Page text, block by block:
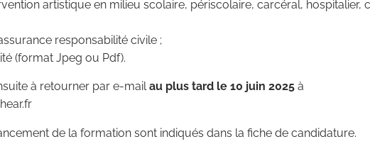
artistique en milieu scolaire, périscolaire, carcéral, hospitalier,
responsabilité civile ;
(format Jpeg ou Pdf).
à retourner par e-mailau plus tard le 10 juin 2025 à
de la formation sont indiqués dans la fiche de candidature.